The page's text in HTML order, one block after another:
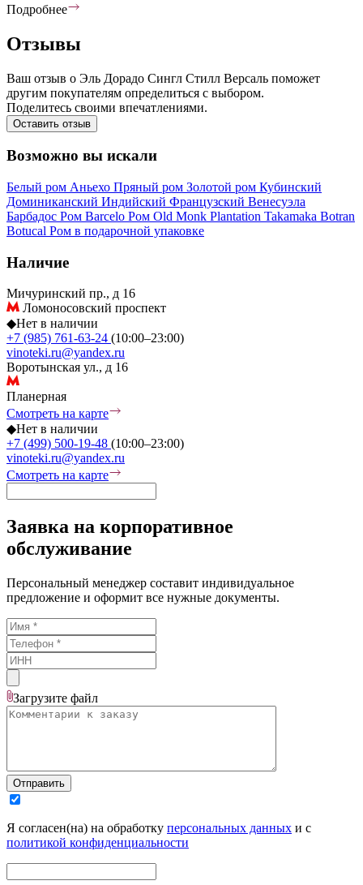
Подробнее
Отзывы
Ваш отзыв о Эль Дорадо Сингл Стилл Версаль поможет
другим покупателям определиться с выбором.
Поделитесь своими впечатлениями.
Оставить отзыв
Возможно вы искали
Белый ром Аньехо Пряный ром Золотой ром Кубинский
Доминиканский Индийский Французский Венесуэла
Барбадос Ром Barcelo Ром Old Monk Plantation Takamaka Botran
Botucal Ром в подарочной упаковке
Наличие
Мичуринский пр., д 16
Ломоносовский проспект
◆Нет в наличии
+7 (985) 761-63-24 (10:00–23:00)
vinoteki.ru@yandex.ru
Воротынская ул., д 16
Планерная
Смотреть на карте
◆Нет в наличии
+7 (499) 500-19-48 (10:00–23:00)
vinoteki.ru@yandex.ru
Смотреть на карте
Заявка на корпоративное
обслуживание
Персональный менеджер составит индивидуальное
предложение и оформит все нужные документы.
Загрузите файл
Отправить
Я согласен(на) на обработку персональных данных и с
политикой конфиденциальности